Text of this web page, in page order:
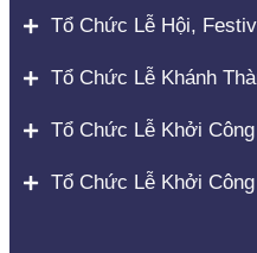
Tổ Chức Lễ Hội,
Tổ Chức Lễ Khánh
Tổ Chức Lễ Khởi Công
Tổ Chức Lễ Khởi Công